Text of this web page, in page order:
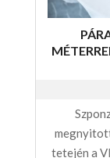
tetején a